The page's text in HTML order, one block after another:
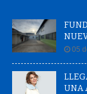
05
UNA